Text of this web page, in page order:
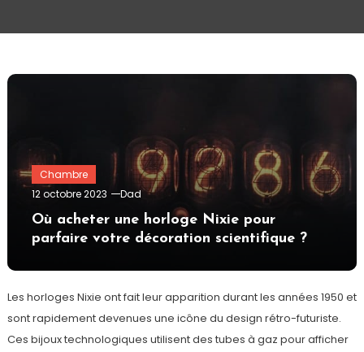
Chambre
12 octobre 2023
Dad
Où acheter une horloge Nixie pour
parfaire votre décoration scientifique ?
Les horloges Nixie ont fait leur apparition durant les années 1950 et
sont rapidement devenues une icône du design rétro-futuriste.
Ces bijoux technologiques utilisent des tubes à gaz pour afficher